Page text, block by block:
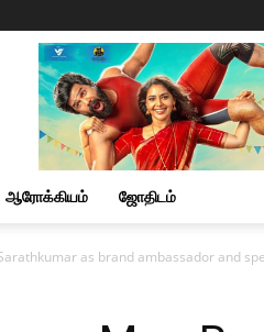
ஆரோக்கியம் ஜோதிடம்
as brand ambassador and